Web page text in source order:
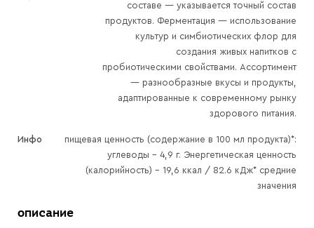
составе — указывается точный состав
продуктов. Ферментация — использование
культур и симбиотических флор для
создания живых напитков с
пробиотическими свойствами. Ассортимент
— разнообразные вкусы и продукты,
адаптированные к современному рынку
здорового питания.
Инфо
пищевая ценность (содержание в 100 мл продукта)*:
углеводы - 4,9 г. Энергетическая ценность
(калорийность) – 19,6 ккал / 82.6 кДж* средние
значения
описание